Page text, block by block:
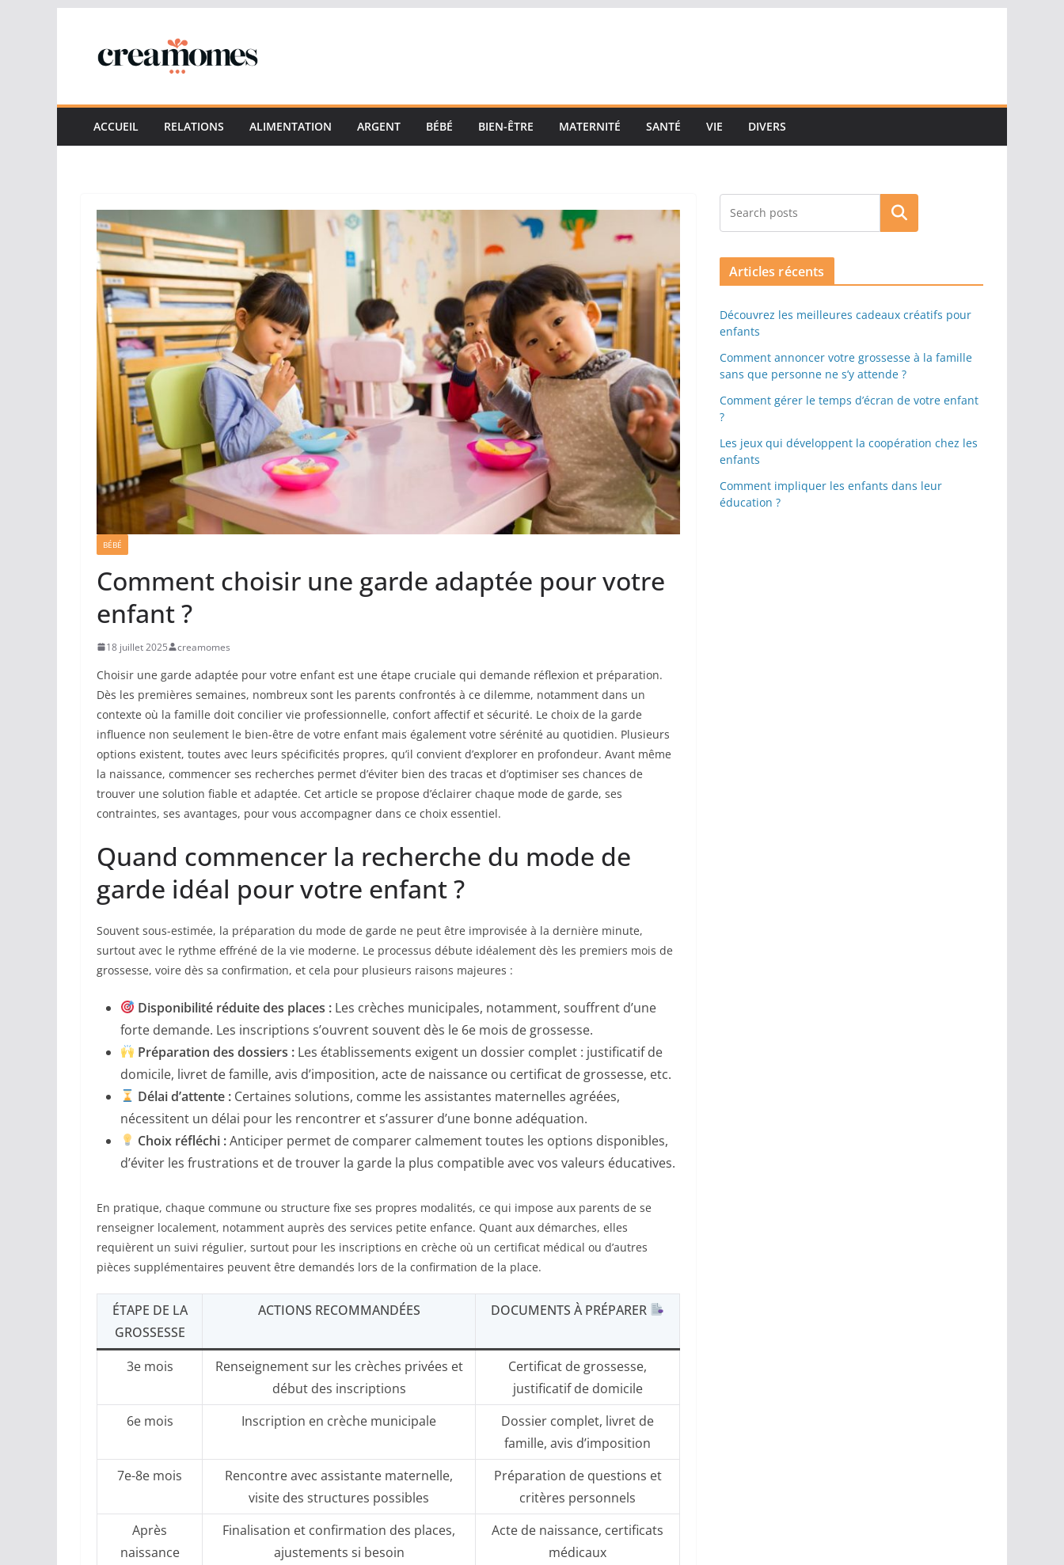
contenu
ACCUEIL RELATIONS ALIMENTATION ARGENT BÉBÉ BIEN-ÊTRE MATERNITÉ SANTÉ VIE DIVERS
BÉBÉ
Comment choisir une garde adaptée pour votre
enfant ?
18 juillet 2025 creamomes
Choisir une garde adaptée pour votre enfant est une étape cruciale qui demande réflexion et préparation.
Dès les premières semaines, nombreux sont les parents confrontés à ce dilemme, notamment dans un
contexte où la famille doit concilier vie professionnelle, confort affectif et sécurité. Le choix de la garde
influence non seulement le bien-être de votre enfant mais également votre sérénité au quotidien. Plusieurs
options existent, toutes avec leurs spécificités propres, qu’il convient d’explorer en profondeur. Avant même
la naissance, commencer ses recherches permet d’éviter bien des tracas et d’optimiser ses chances de
trouver une solution fiable et adaptée. Cet article se propose d’éclairer chaque mode de garde, ses
contraintes, ses avantages, pour vous accompagner dans ce choix essentiel.
Quand commencer la recherche du mode de
garde idéal pour votre enfant ?
Souvent sous-estimée, la préparation du mode de garde ne peut être improvisée à la dernière minute,
surtout avec le rythme effréné de la vie moderne. Le processus débute idéalement dès les premiers mois de
grossesse, voire dès sa confirmation, et cela pour plusieurs raisons majeures :
Disponibilité réduite des places : Les crèches municipales, notamment, souffrent d’une
forte demande. Les inscriptions s’ouvrent souvent dès le 6e mois de grossesse.
Préparation des dossiers : Les établissements exigent un dossier complet : justificatif de
domicile, livret de famille, avis d’imposition, acte de naissance ou certificat de grossesse, etc.
Délai d’attente : Certaines solutions, comme les assistantes maternelles agréées,
nécessitent un délai pour les rencontrer et s’assurer d’une bonne adéquation.
Choix réfléchi :Anticiper permet de comparer calmement toutes les options disponibles,
d’éviter les frustrations et de trouver la garde la plus compatible avec vos valeurs éducatives.
En pratique, chaque commune ou structure fixe ses propres modalités, ce qui impose aux parents de se
renseigner localement, notamment auprès des services petite enfance. Quant aux démarches, elles
requièrent un suivi régulier, surtout pour les inscriptions en crèche où un certificat médical ou d’autres
pièces supplémentaires peuvent être demandés lors de la confirmation de la place.
ÉTAPE DE LA
GROSSESSE
ACTIONS RECOMMANDÉES DOCUMENTS À PRÉPARER
3e mois
Renseignement sur les crèches privées et
début des inscriptions
Certificat de grossesse,
justificatif de domicile
6e mois
Inscription en crèche municipale
Dossier complet, livret de
famille, avis d’imposition
7e-8e mois
Rencontre avec assistante maternelle,
visite des structures possibles
Préparation de questions et
critères personnels
Après
naissance
Finalisation et confirmation des places,
ajustements si besoin
Acte de naissance, certificats
médicaux
Rechercher
Articles récents
Découvrez les meilleures cadeaux créatifs pour
enfants
Comment annoncer votre grossesse à la famille
sans que personne ne s’y attende ?
Comment gérer le temps d’écran de votre enfant
?
Les jeux qui développent la coopération chez les
enfants
Comment impliquer les enfants dans leur
éducation ?